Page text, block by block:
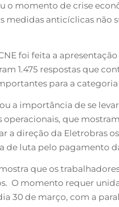
o momento de crise
medidas anticíclicas
foi feita a
1.475 respostas que
para a
a importância de se
operacionais, que
a direção da Eletrobras
de luta pelo pagamento
que os
O momento requer
30 de março, com a